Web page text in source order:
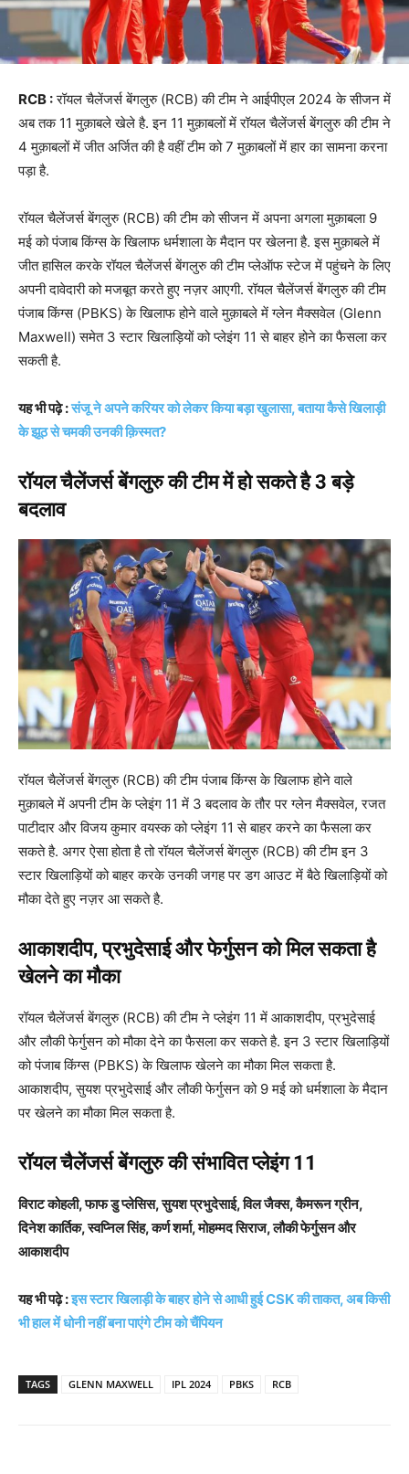
RCB :रॉयल चैलेंजर्स बेंगलुरु (RCB) की टीम ने आईपीएल 2024 के सीजन में
अब तक 11 मुक़ाबले खेले है. इन 11 मुक़ाबलों में रॉयल चैलेंजर्स बेंगलुरु की टीम ने
4 मुक़ाबलों में जीत अर्जित की है वहीं टीम को 7 मुक़ाबलों में हार का सामना करना
पड़ा है.
रॉयल चैलेंजर्स बेंगलुरु (RCB) की टीम को सीजन में अपना अगला मुक़ाबला 9
मई को पंजाब किंग्स के खिलाफ धर्मशाला के मैदान पर खेलना है. इस मुक़ाबले में
जीत हासिल करके रॉयल चैलेंजर्स बेंगलुरु की टीम प्लेऑफ स्टेज में पहुंचने के लिए
अपनी दावेदारी को मजबूत करते हुए नज़र आएगी. रॉयल चैलेंजर्स बेंगलुरु की टीम
पंजाब किंग्स (PBKS) के खिलाफ होने वाले मुक़ाबले में ग्लेन मैक्सवेल (Glenn
Maxwell) समेत 3 स्टार खिलाड़ियों को प्लेइंग 11 से बाहर होने का फैसला कर
सकती है.
यह भी पढ़े :संजू ने अपने करियर को लेकर किया बड़ा खुलासा, बताया कैसे खिलाड़ी
के झूठ से चमकी उनकी क़िस्मत?
रॉयल चैलेंजर्स बेंगलुरु की टीम में हो सकते है 3 बड़े
बदलाव
रॉयल चैलेंजर्स बेंगलुरु (RCB) की टीम पंजाब किंग्स के खिलाफ होने वाले
मुक़ाबले में अपनी टीम के प्लेइंग 11 में 3 बदलाव के तौर पर ग्लेन मैक्सवेल, रजत
पाटीदार और विजय कुमार वयस्क को प्लेइंग 11 से बाहर करने का फैसला कर
सकते है. अगर ऐसा होता है तो रॉयल चैलेंजर्स बेंगलुरु (RCB) की टीम इन 3
स्टार खिलाड़ियों को बाहर करके उनकी जगह पर डग आउट में बैठे खिलाड़ियों को
मौका देते हुए नज़र आ सकते है.
आकाशदीप, प्रभुदेसाई और फेर्गुसन को मिल सकता है
खेलने का मौका
रॉयल चैलेंजर्स बेंगलुरु (RCB) की टीम ने प्लेइंग 11 में आकाशदीप, प्रभुदेसाई
और लौकी फेर्गुसन को मौका देने का फैसला कर सकते है. इन 3 स्टार खिलाड़ियों
को पंजाब किंग्स (PBKS) के खिलाफ खेलने का मौका मिल सकता है.
आकाशदीप, सुयश प्रभुदेसाई और लौकी फेर्गुसन को 9 मई को धर्मशाला के मैदान
पर खेलने का मौका मिल सकता है.
रॉयल चैलेंजर्स बेंगलुरु की संभावित प्लेइंग 11
विराट कोहली, फाफ डु प्लेसिस, सुयश प्रभुदेसाई, विल जैक्स, कैमरून ग्रीन,
दिनेश कार्तिक, स्वप्निल सिंह, कर्ण शर्मा, मोहम्मद सिराज, लौकी फेर्गुसन और
आकाशदीप
यह भी पढ़े :इस स्टार खिलाड़ी के बाहर होने से आधी हुई CSK की ताकत, अब किसी
भी हाल में धोनी नहीं बना पाएंगे टीम को चैंपियन
TAGS GLENN MAXWELL IPL 2024 PBKS RCB